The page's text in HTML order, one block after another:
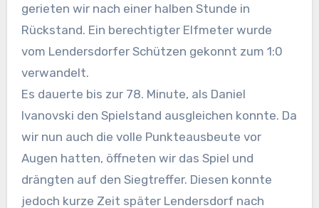
gerieten wir nach einer halben Stunde in
Rückstand. Ein berechtigter Elfmeter wurde
vom Lendersdorfer Schützen gekonnt zum 1:0
verwandelt.
Es dauerte bis zur 78. Minute, als Daniel
Ivanovski den Spielstand ausgleichen konnte. Da
wir nun auch die volle Punkteausbeute vor
Augen hatten, öffneten wir das Spiel und
drängten auf den Siegtreffer. Diesen konnte
jedoch kurze Zeit später Lendersdorf nach